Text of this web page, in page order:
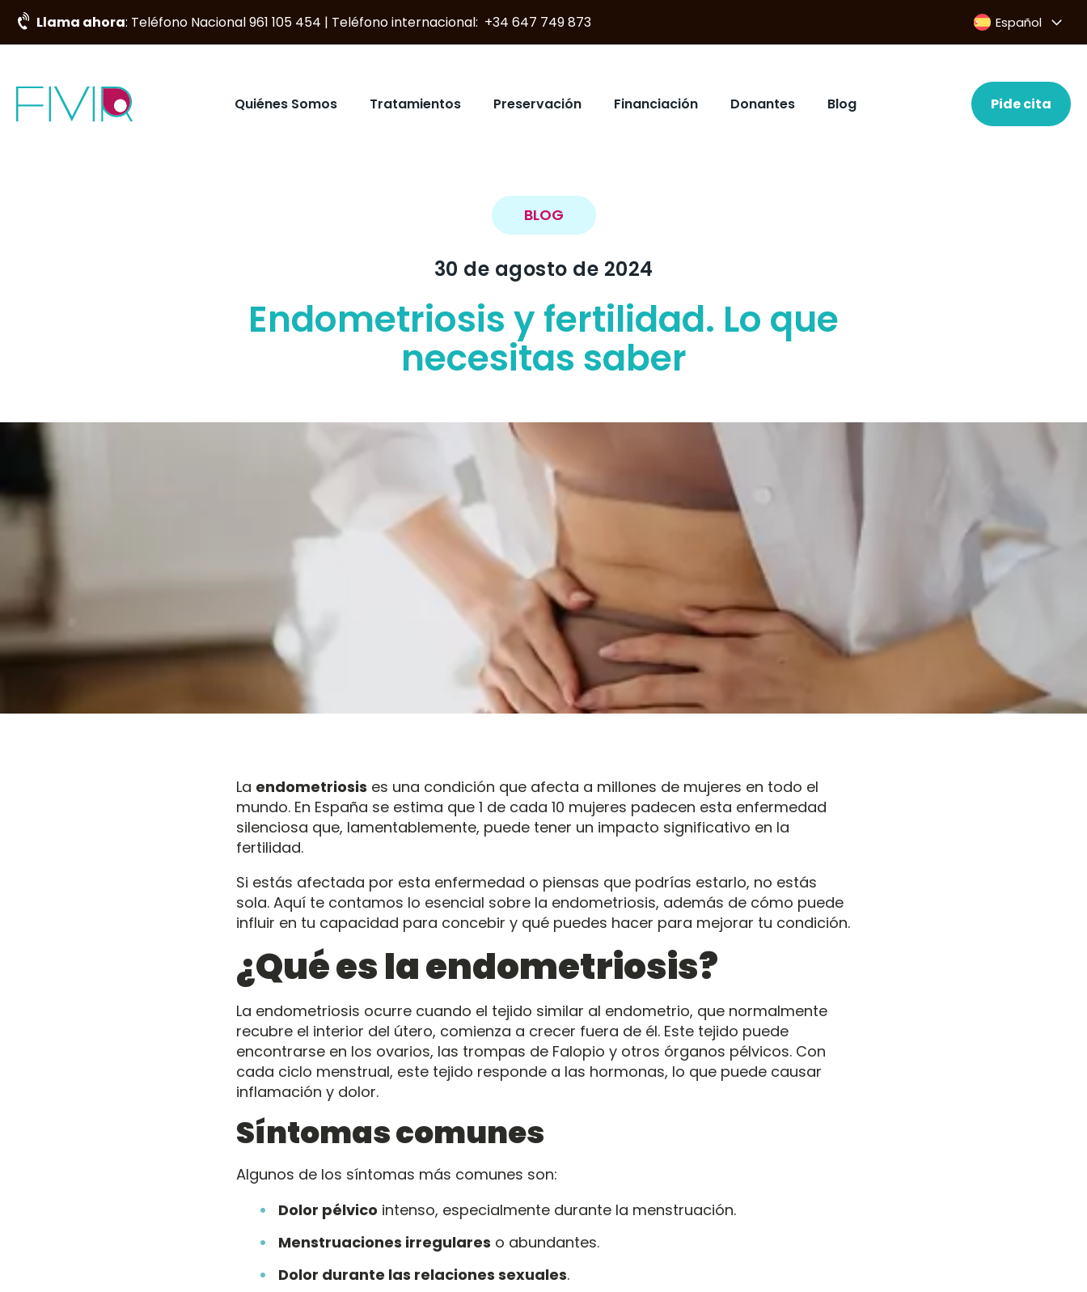
Llama ahora: Teléfono Nacional 961 105 454 | Teléfono internacional: +34 647 749 873 Español
Quiénes Somos Tratamientos Preservación Financiación Donantes Blog Pide cita
BLOG
30 de agosto de 2024
Endometriosis y fertilidad. Lo que
necesitas saber
La endometriosis es una condición que afecta a millones de mujeres en todo el
mundo. En España se estima que 1 de cada 10 mujeres padecen esta enfermedad
silenciosa que, lamentablemente, puede tener un impacto significativo en la
fertilidad.
Si estás afectada por esta enfermedad o piensas que podrías estarlo, no estás
sola. Aquí te contamos lo esencial sobre la endometriosis, además de cómo puede
influir en tu capacidad para concebir y qué puedes hacer para mejorar tu condición.
¿Qué es la endometriosis?
La endometriosis ocurre cuando el tejido similar al endometrio, que normalmente
recubre el interior del útero, comienza a crecer fuera de él. Este tejido puede
encontrarse en los ovarios, las trompas de Falopio y otros órganos pélvicos. Con
cada ciclo menstrual, este tejido responde a las hormonas, lo que puede causar
inflamación y dolor.
Síntomas comunes
Algunos de los síntomas más comunes son:
Dolor pélvico intenso, especialmente durante la menstruación.
Menstruaciones irregulares o abundantes.
Dolor durante las relaciones sexuales.